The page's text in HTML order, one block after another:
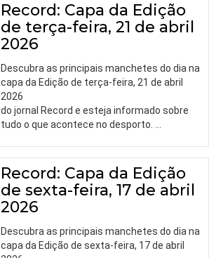
Record: Capa da Edição
de terça-feira, 21 de abril
2026
Descubra as principais manchetes do dia na
capa da Edição de terça-feira, 21 de abril
2026
do jornal Record e esteja informado sobre
tudo o que acontece no desporto. …
Record: Capa da Edição
de sexta-feira, 17 de abril
2026
Descubra as principais manchetes do dia na
capa da Edição de sexta-feira, 17 de abril